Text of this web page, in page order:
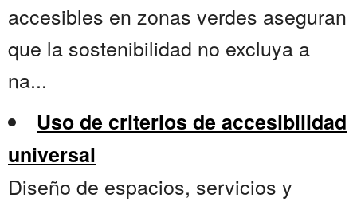
accesibles en zonas verdes aseguran
que la sostenibilidad no excluya a
na...
Uso de criterios de accesibilidad
universal
Diseño de espacios, servicios y